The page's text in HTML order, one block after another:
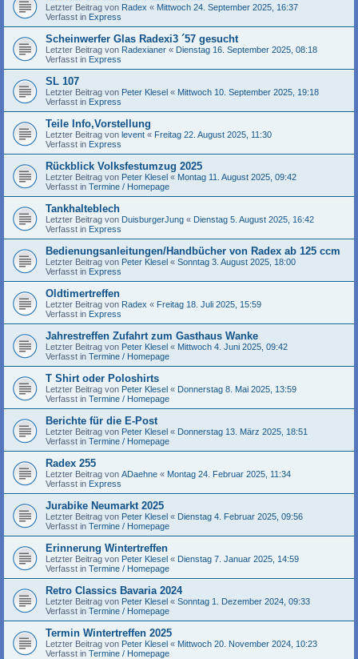
Letzter Beitrag von Radex « Mittwoch 24. September 2025, 16:37
Verfasst in Express
Scheinwerfer Glas Radexi3 ´57 gesucht
Letzter Beitrag von Radexianer « Dienstag 16. September 2025, 08:18
Verfasst in Express
SL 107
Letzter Beitrag von Peter Klesel « Mittwoch 10. September 2025, 19:18
Verfasst in Express
Teile Info,Vorstellung
Letzter Beitrag von levent « Freitag 22. August 2025, 11:30
Verfasst in Express
Rückblick Volksfestumzug 2025
Letzter Beitrag von Peter Klesel « Montag 11. August 2025, 09:42
Verfasst in Termine / Homepage
Tankhalteblech
Letzter Beitrag von DuisburgerJung « Dienstag 5. August 2025, 16:42
Verfasst in Express
Bedienungsanleitungen/Handbücher von Radex ab 125 ccm
Letzter Beitrag von Peter Klesel « Sonntag 3. August 2025, 18:00
Verfasst in Express
Oldtimertreffen
Letzter Beitrag von Radex « Freitag 18. Juli 2025, 15:59
Verfasst in Express
Jahrestreffen Zufahrt zum Gasthaus Wanke
Letzter Beitrag von Peter Klesel « Mittwoch 4. Juni 2025, 09:42
Verfasst in Termine / Homepage
T Shirt oder Poloshirts
Letzter Beitrag von Peter Klesel « Donnerstag 8. Mai 2025, 13:59
Verfasst in Termine / Homepage
Berichte für die E-Post
Letzter Beitrag von Peter Klesel « Donnerstag 13. März 2025, 18:51
Verfasst in Termine / Homepage
Radex 255
Letzter Beitrag von ADaehne « Montag 24. Februar 2025, 11:34
Verfasst in Express
Jurabike Neumarkt 2025
Letzter Beitrag von Peter Klesel « Dienstag 4. Februar 2025, 09:56
Verfasst in Termine / Homepage
Erinnerung Wintertreffen
Letzter Beitrag von Peter Klesel « Dienstag 7. Januar 2025, 14:59
Verfasst in Termine / Homepage
Retro Classics Bavaria 2024
Letzter Beitrag von Peter Klesel « Sonntag 1. Dezember 2024, 09:33
Verfasst in Termine / Homepage
Termin Wintertreffen 2025
Letzter Beitrag von Peter Klesel « Mittwoch 20. November 2024, 10:23
Verfasst in Termine / Homepage